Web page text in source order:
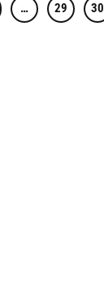
… 29 30